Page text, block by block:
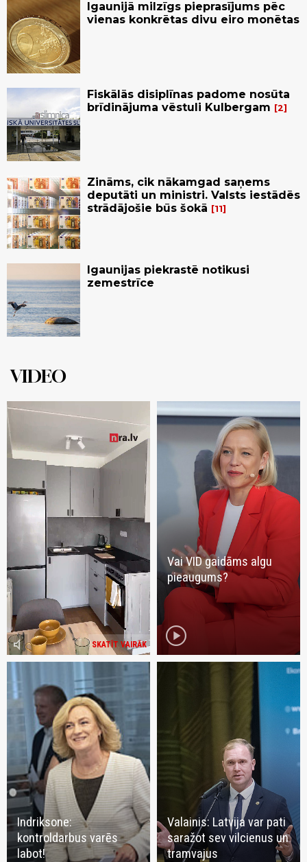
Igaunijā milzīgs pieprasījums pēc
vienas konkrētas divu eiro monētas
Fiskālās disiplīnas padome nosūta
brīdinājuma vēstuli Kulbergam
2
Zināms, cik nākamgad saņems
deputāti un ministri. Valsts iestādēs
strādājošie būs šokā
11
Igaunijas piekrastē notikusi
zemestrīce
VIDEO
SKATĪT VAIRĀK
volume_mute
Vai VID gaidāms algu
pieaugums?
play_circle
Indriksone:
kontroldarbus varēs
labot!
Valainis: Latvija var pati
saražot sev vilcienus un
tramvajus